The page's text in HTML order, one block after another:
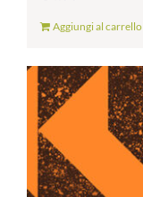
Aggiungi al carrello